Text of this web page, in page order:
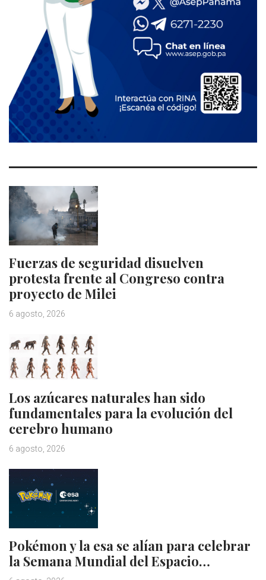
Fuerzas de seguridad disuelven
protesta frente al Congreso contra
proyecto de Milei
6 agosto, 2026
Los azúcares naturales han sido
fundamentales para la evolución del
cerebro humano
6 agosto, 2026
Pokémon y la esa se alían para celebrar
la Semana Mundial del Espacio…